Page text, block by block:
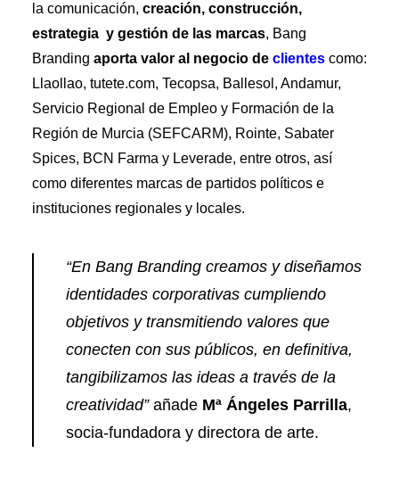
la comunicación, creación, construcción,
estrategia y gestión de las marcas, Bang
Branding aporta valor al negocio de clientes como:
Llaollao, tutete.com, Tecopsa, Ballesol, Andamur,
Servicio Regional de Empleo y Formación de la
Región de Murcia (SEFCARM), Rointe, Sabater
Spices, BCN Farma y Leverade, entre otros, así
como diferentes marcas de partidos políticos e
instituciones regionales y locales.
“En Bang Branding creamos y diseñamos
identidades corporativas cumpliendo
objetivos y transmitiendo valores que
conecten con sus públicos, en definitiva,
tangibilizamos las ideas a través de la
creatividad”añade Mª Ángeles Parrilla,
socia-fundadora y directora de arte.